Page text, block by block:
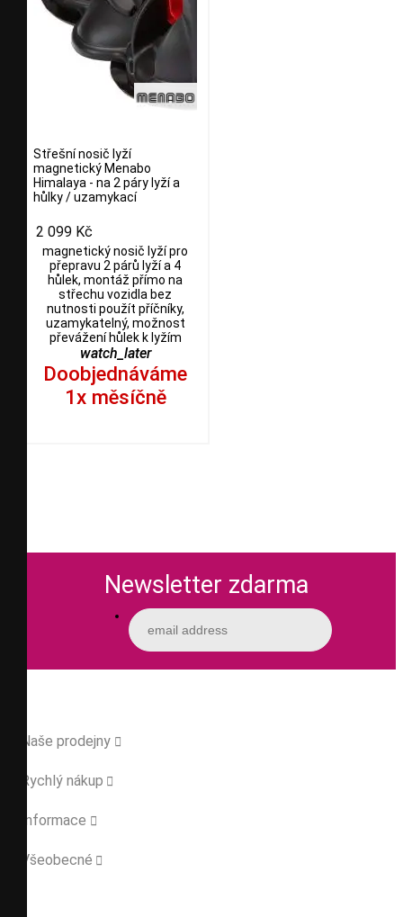
Střešní nosič lyží
magnetický Menabo
Himalaya - na 2 páry lyží a
hůlky / uzamykací
2 099 Kč
magnetický nosič lyží pro
přepravu 2 párů lyží a 4
hůlek, montáž přímo na
střechu vozidla bez
nutnosti použít příčníky,
uzamykatelný, možnost
převážení hůlek k lyžím
watch_later
Doobjednáváme
1x měsíčně
Newsletter zdarma
Naše prodejny 
Rychlý nákup 
Informace 
Všeobecné 